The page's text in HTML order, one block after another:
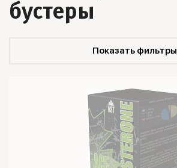
бустеры
Показать фильтры